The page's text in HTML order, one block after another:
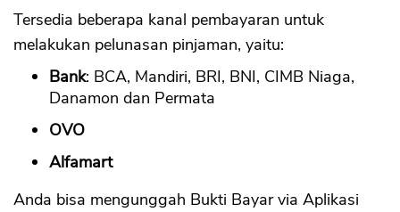
Tersedia beberapa kanal pembayaran untuk
melakukan pelunasan pinjaman, yaitu:
Bank: BCA, Mandiri, BRI, BNI, CIMB Niaga,
Danamon dan Permata
OVO
Alfamart
Anda bisa mengunggah Bukti Bayar via Aplikasi